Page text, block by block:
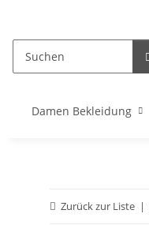
Damen Bekleidung
Zurück zur Liste